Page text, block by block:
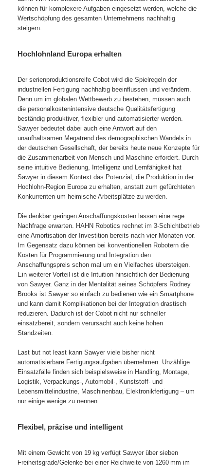
können für komplexere Aufgaben eingesetzt werden, welche die
Wertschöpfung des gesamten Unternehmens nachhaltig
steigern.
Hochlohnland Europa erhalten
Der serienproduktionsreife Cobot wird die Spielregeln der
industriellen Fertigung nachhaltig beeinflussen und verändern.
Denn um im globalen Wettbewerb zu bestehen, müssen auch
die personalkostenintensive deutsche Qualitätsfertigung
beständig produktiver, flexibler und automatisierter werden.
Sawyer bedeutet dabei auch eine Antwort auf den
unaufhaltsamen Megatrend des demographischen Wandels in
der deutschen Gesellschaft, der bereits heute neue Konzepte für
die Zusammenarbeit von Mensch und Maschine erfordert. Durch
seine intuitive Bedienung, Intelligenz und Lernfähigkeit hat
Sawyer in diesem Kontext das Potenzial, die Produktion in der
Hochlohn-Region Europa zu erhalten, anstatt zum gefürchteten
Konkurrenten um heimische Arbeitsplätze zu werden.
Die denkbar geringen Anschaffungskosten lassen eine rege
Nachfrage erwarten. HAHN Robotics rechnet im 3-Schichtbetrieb
eine Amortisation der Investition bereits nach vier Monaten vor.
Im Gegensatz dazu können bei konventionellen Robotern die
Kosten für Programmierung und Integration den
Anschaffungspreis schon mal um ein Vielfaches übersteigen.
Ein weiterer Vorteil ist die Intuition hinsichtlich der Bedienung
von Sawyer. Ganz in der Mentalität seines Schöpfers Rodney
Brooks ist Sawyer so einfach zu bedienen wie ein Smartphone
und kann damit Komplikationen bei der Integration drastisch
reduzieren. Dadurch ist der Cobot nicht nur schneller
einsatzbereit, sondern verursacht auch keine hohen
Standzeiten.
Last but not least kann Sawyer viele bisher nicht
automatisierbare Fertigungsaufgaben übernehmen. Unzählige
Einsatzfälle finden sich beispielsweise in Handling, Montage,
Logistik, Verpackungs-, Automobil-, Kunststoff- und
Lebensmittelindustrie, Maschinenbau, Elektronikfertigung – um
nur einige wenige zu nennen.
Flexibel, präzise und intelligent
Mit einem Gewicht von 19 kg verfügt Sawyer über sieben
Freiheitsgrade/Gelenke bei einer Reichweite von 1260 mm im